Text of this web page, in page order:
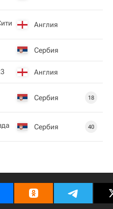
Англия
Сербия
Англия
Сербия 18
Сербия 40